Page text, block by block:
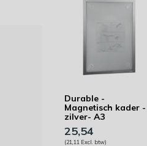
Durable -
Magnetisch kader -
zilver- A3
25,54
(21,11 Excl. btw)